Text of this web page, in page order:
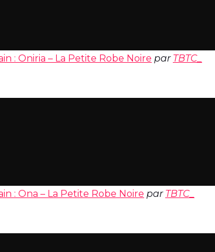
: Oniria – La Petite Robe Noire par TBTC_
: Ona – La Petite Robe Noire par TBTC_